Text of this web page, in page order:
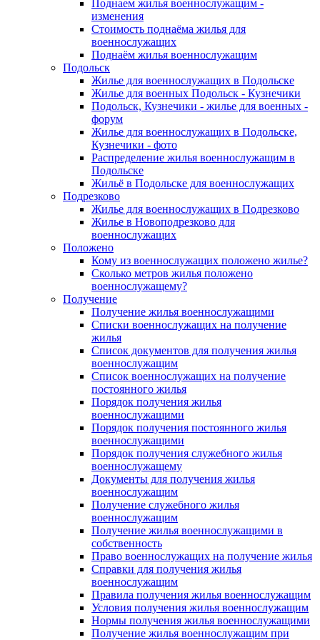
Поднаем жилья военнослужащим -
изменения
Стоимость поднаёма жилья для
военнослужащих
Поднаём жилья военнослужащим
Подольск
Жилье для военнослужащих в Подольске
Жилье для военных Подольск - Кузнечики
Подольск, Кузнечики - жилье для военных -
форум
Жилье для военнослужащих в Подольске,
Кузнечики - фото
Распределение жилья военнослужащим в
Подольске
Жильё в Подольске для военнослужащих
Подрезково
Жилье для военнослужащих в Подрезково
Жилье в Новоподрезково для
военнослужащих
Положено
Кому из военнослужащих положено жилье?
Сколько метров жилья положено
военнослужащему?
Получение
Получение жилья военнослужащими
Списки военнослужащих на получение
жилья
Список документов для получения жилья
военнослужащим
Список военнослужащих на получение
постоянного жилья
Порядок получения жилья
военнослужащими
Порядок получения постоянного жилья
военнослужащими
Порядок получения служебного жилья
военнослужащему
Документы для получения жилья
военнослужащим
Получение служебного жилья
военнослужащим
Получение жилья военнослужащими в
собственность
Право военнослужащих на получение жилья
Справки для получения жилья
военнослужащим
Правила получения жилья военнослужащим
Условия получения жилья военнослужащим
Нормы получения жилья военнослужащими
Получение жилья военнослужащим при